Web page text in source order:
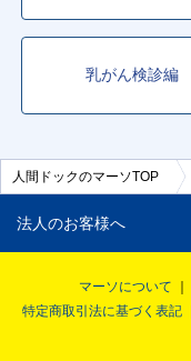
乳がん検診編
人間ドックのマーソTOP
法人のお客様へ
マーソについて
特定商取引法に基づく表記